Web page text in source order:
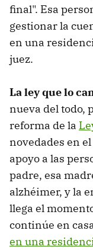
final". Esa
gestionar la
en una
juez.
La ley que lo
nueva del todo,
reforma de la
novedades en
apoyo a las
padre, esa
alzhéimer, y la
llega el
continúe en
en una